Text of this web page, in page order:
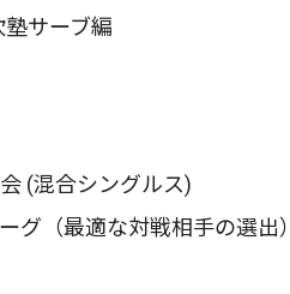
サーブ編
(混合シングルス)
グ（最適な対戦相手の選出）